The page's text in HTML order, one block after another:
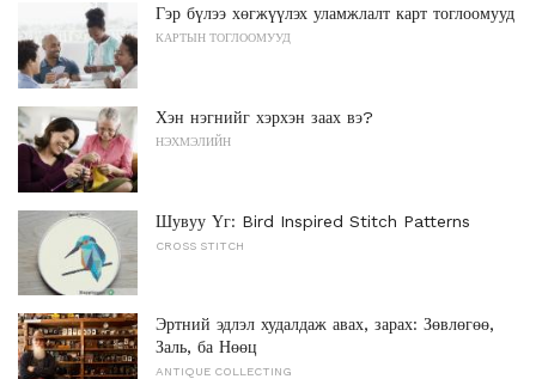
Гэр бүлээ хөгжүүлэх уламжлалт карт тоглоомууд
КАРТЫН ТОГЛООМУУД
Хэн нэгнийг хэрхэн заах вэ?
НЭХМЭЛИЙН
Шувуу Үг: Bird Inspired Stitch Patterns
CROSS STITCH
Эртний эдлэл худалдаж авах, зарах: Зөвлөгөө,
Заль, ба Нөөц
ANTIQUE COLLECTING